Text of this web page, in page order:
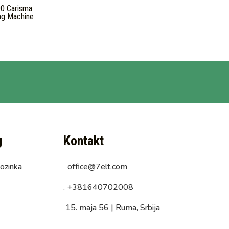
Carisma
Machine
Kontakt
office@7elt.com
. +381640702008
15. maja 56 | Ruma, Srbija